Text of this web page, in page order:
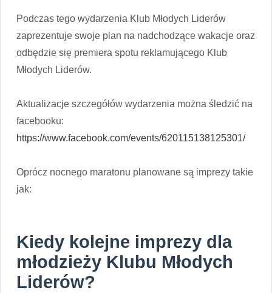
Podczas tego wydarzenia Klub Młodych Liderów
zaprezentuje swoje plan na nadchodzące wakacje oraz
odbędzie się premiera spotu reklamującego Klub
Młodych Liderów.
Aktualizacje szczegółów wydarzenia można śledzić na
facebooku:
https://www.facebook.com/events/620115138125301/
Oprócz nocnego maratonu planowane są imprezy takie
jak:
Kiedy kolejne imprezy dla
młodzieży Klubu Młodych
Liderów?